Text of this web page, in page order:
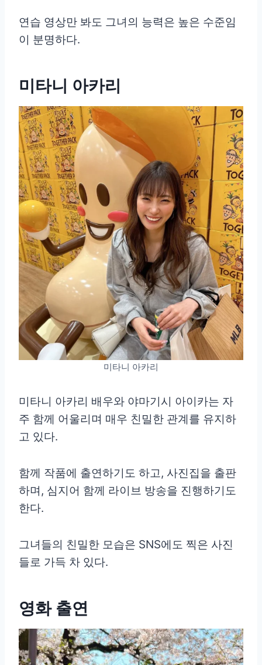
연습 영상만 봐도 그녀의 능력은 높은 수준임
이 분명하다.
미타니 아카리
미타니 아카리
미타니 아카리 배우와 야마기시 아이카는 자
주 함께 어울리며 매우 친밀한 관계를 유지하
고 있다.
함께 작품에 출연하기도 하고, 사진집을 출판
하며, 심지어 함께 라이브 방송을 진행하기도
한다.
그녀들의 친밀한 모습은 SNS에도 찍은 사진
들로 가득 차 있다.
영화 출연